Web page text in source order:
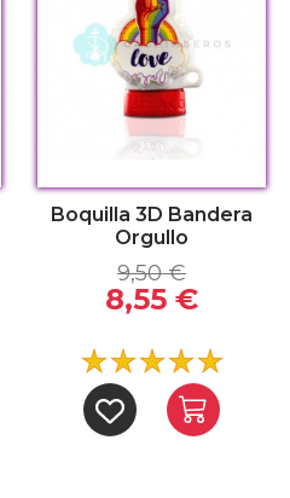
Boquilla 3D Bandera
Orgullo
9,50 €
8,55 €